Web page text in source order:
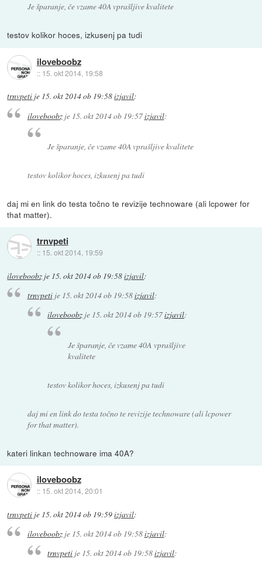
Je šparanje, če vzame 40A vprašljive kvalitete
testov kolikor hoces, izkusenj pa tudi
iloveboobz
:: 15. okt 2014, 19:58
trnvpeti je 15. okt 2014 ob 19:58izjavil:
iloveboobzje 15. okt 2014 ob 19:57izjavil:
Je šparanje, če vzame 40A vprašljive kvalitete
testov kolikor hoces, izkusenj pa tudi
daj mi en link do testa točno te revizije technoware (ali lcpower for
that matter).
trnvpeti
:: 15. okt 2014, 19:59
iloveboobz je 15. okt 2014 ob 19:58izjavil:
trnvpetije 15. okt 2014 ob 19:58izjavil:
iloveboobz je 15. okt 2014 ob 19:57izjavil:
Je šparanje, če vzame 40A vprašljive
kvalitete
testov kolikor hoces, izkusenj pa tudi
daj mi en link do testa točno te revizije technoware (ali lcpower
for that matter).
kateri linkan technoware ima 40A?
iloveboobz
:: 15. okt 2014, 20:01
trnvpeti je 15. okt 2014 ob 19:59izjavil:
iloveboobzje 15. okt 2014 ob 19:58izjavil:
trnvpeti je 15. okt 2014 ob 19:58izjavil: